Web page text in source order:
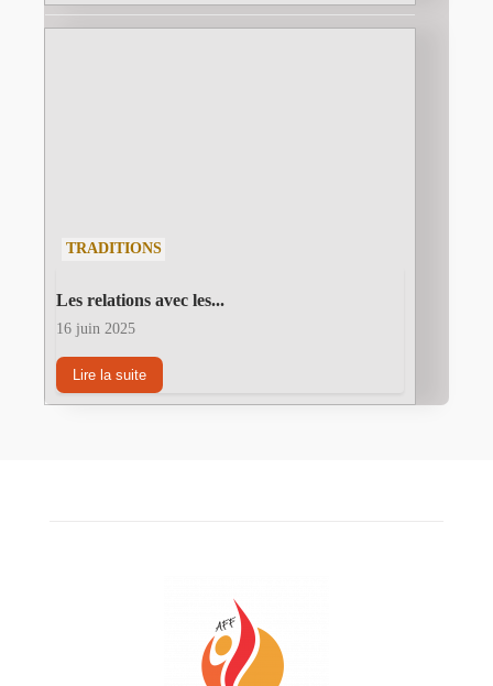
TRADITIONS
Les relations avec les...
16 juin 2025
Lire la suite